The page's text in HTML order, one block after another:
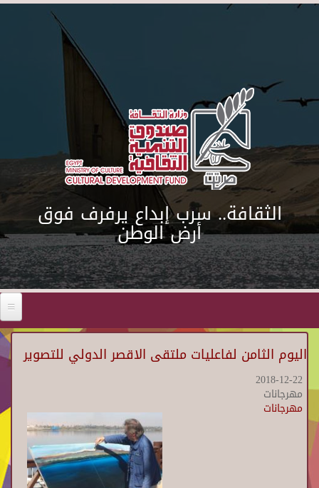
Skip to main content
الثقافة.. سرب إبداع يرفرف فوق
أرض الوطن
اليوم الثامن لفاعليات ملتقى الاقصر الدولي للتصوير
2018-12-22
مهرجانات
مهرجانات